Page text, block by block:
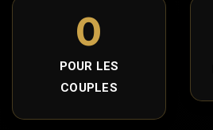
0
POUR LES
COUPLES